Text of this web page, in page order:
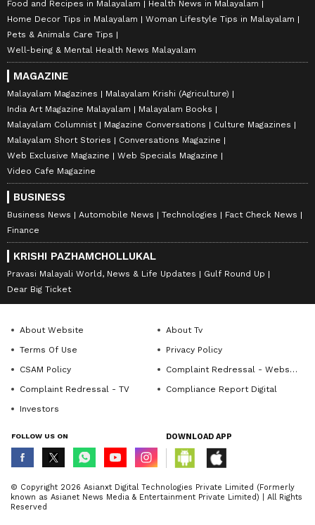
Food and Recipes in Malayalam
Health News in Malayalam
Home Decor Tips in Malayalam
Woman Lifestyle Tips in Malayalam
Pets & Animals Care Tips
Well-being & Mental Health News Malayalam
MAGAZINE
Malayalam Magazines
Malayalam Krishi (Agriculture)
India Art Magazine Malayalam
Malayalam Books
Malayalam Columnist
Magazine Conversations
Culture Magazines
Malayalam Short Stories
Conversations Magazine
Web Exclusive Magazine
Web Specials Magazine
Video Cafe Magazine
BUSINESS
Business News Automobile News Technologies
Fact Check News
Finance
KRISHI PAZHAMCHOLLUKAL
Pravasi Malayali World, News & Life Updates
Gulf Round Up
Dear Big Ticket
About Website
About Tv
Terms Of Use
Privacy Policy
CSAM Policy
Complaint Redressal - Website
Complaint Redressal - TV
Compliance Report Digital
Investors
FOLLOW US ON DOWNLOAD APP
© Copyright 2026 Asianxt Digital Technologies Private Limited (Formerly
known as Asianet News Media & Entertainment Private Limited) | All Rights
Reserved